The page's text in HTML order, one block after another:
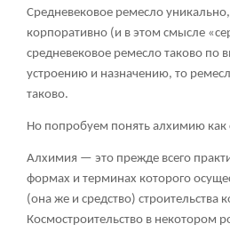
Средневековое ремесло
корпоративно (и в этом смысле
средневековое ремесло таково по
устроению и назначению, то
таково.
Но попробуем понять алхимию
Алхимия — это прежде всего
формах и терминах которого
(она же и средство) строительства
Космостроительство в некотором